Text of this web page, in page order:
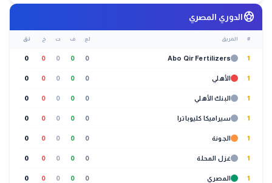
sports_soccerالدوري المصري
# الفريق لع ف ت خ نق
1
Abo Qir Fertilizers
0
0
0
0
0
1 الأهلي 0
0
0
0
0
1 البنك الأهلي 0
0
0
0
0
1 سيراميكا كليوباترا 0
0
0
0
0
1 الجونة 0
0
0
0
0
1 غزل المحلة 0
0
0
0
0
1 المصري 0
0
0
0
0